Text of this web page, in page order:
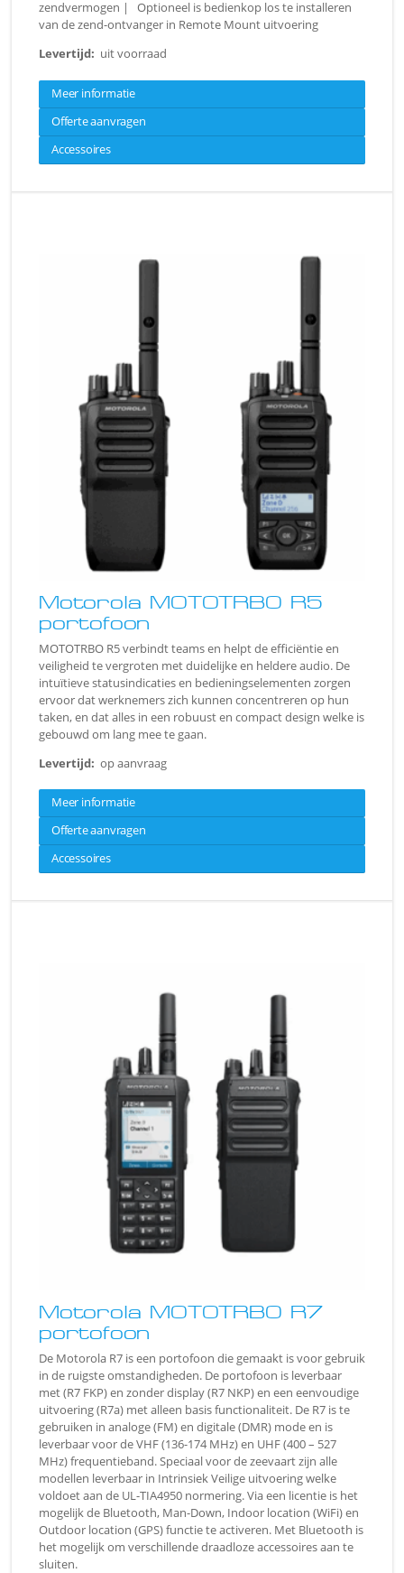
zendvermogen | Optioneel is bedienkop los te installeren
van de zend-ontvanger in Remote Mount uitvoering
Levertijd: uit voorraad
Meer informatie
Offerte aanvragen
Accessoires
Motorola MOTOTRBO R5
portofoon
MOTOTRBO R5 verbindt teams en helpt de efficiëntie en
veiligheid te vergroten met duidelijke en heldere audio. De
intuïtieve statusindicaties en bedieningselementen zorgen
ervoor dat werknemers zich kunnen concentreren op hun
taken, en dat alles in een robuust en compact design welke is
gebouwd om lang mee te gaan.
Levertijd: op aanvraag
Meer informatie
Offerte aanvragen
Accessoires
Motorola MOTOTRBO R7
portofoon
De Motorola R7 is een portofoon die gemaakt is voor gebruik
in de ruigste omstandigheden. De portofoon is leverbaar
met (R7 FKP) en zonder display (R7 NKP) en een eenvoudige
uitvoering (R7a) met alleen basis functionaliteit. De R7 is te
gebruiken in analoge (FM) en digitale (DMR) mode en is
leverbaar voor de VHF (136-174 MHz) en UHF (400 – 527
MHz) frequentieband. Speciaal voor de zeevaart zijn alle
modellen leverbaar in Intrinsiek Veilige uitvoering welke
voldoet aan de UL-TIA4950 normering. Via een licentie is het
mogelijk de Bluetooth, Man-Down, Indoor location (WiFi) en
Outdoor location (GPS) functie te activeren. Met Bluetooth is
het mogelijk om verschillende draadloze accessoires aan te
sluiten.